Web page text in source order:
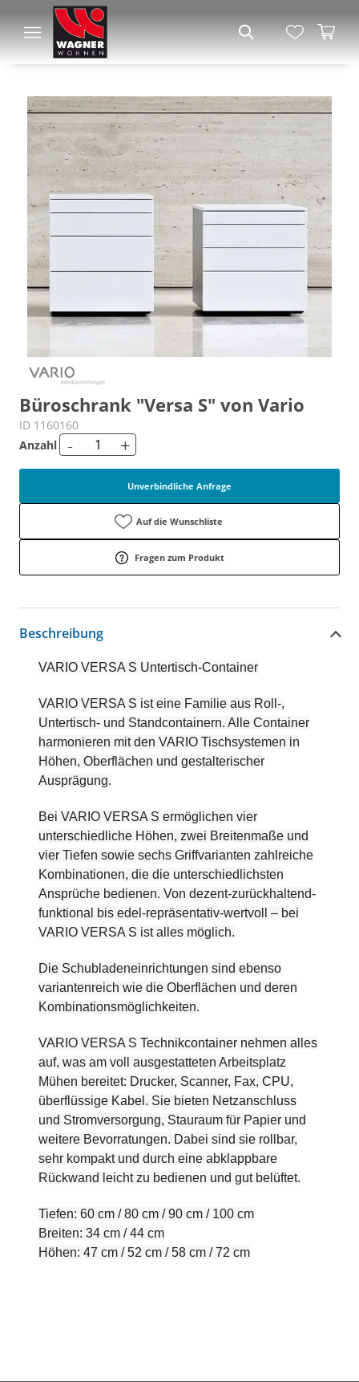
Büroschrank "Versa S" von Vario
ID 1160160
Anzahl
- +
Unverbindliche Anfrage
Auf die Wunschliste
Fragen zum Produkt
Beschreibung
VARIO VERSA S Untertisch-Container
VARIO VERSA S ist eine Familie aus Roll-,
Untertisch- und Standcontainern. Alle Container
harmonieren mit den VARIO Tischsystemen in
Höhen, Oberflächen und gestalterischer
Ausprägung.
Bei VARIO VERSA S ermöglichen vier
unterschiedliche Höhen, zwei Breitenmaße und
vier Tiefen sowie sechs Griffvarianten zahlreiche
Kombinationen, die die unterschiedlichsten
Ansprüche bedienen. Von dezent-zurückhaltend-
funktional bis edel-repräsentativ-wertvoll – bei
VARIO VERSA S ist alles möglich.
Die Schubladeneinrichtungen sind ebenso
variantenreich wie die Oberflächen und deren
Kombinationsmöglichkeiten.
VARIO VERSA S Technikcontainer nehmen alles
auf, was am voll ausgestatteten Arbeitsplatz
Mühen bereitet: Drucker, Scanner, Fax, CPU,
überflüssige Kabel. Sie bieten Netzanschluss
und Stromversorgung, Stauraum für Papier und
weitere Bevorratungen. Dabei sind sie rollbar,
sehr kompakt und durch eine abklappbare
Rückwand leicht zu bedienen und gut belüftet.
Tiefen: 60 cm / 80 cm / 90 cm / 100 cm
Breiten: 34 cm / 44 cm
Höhen: 47 cm / 52 cm / 58 cm / 72 cm